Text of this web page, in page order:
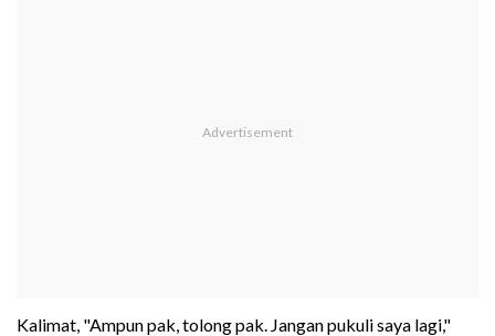
Kalimat, "Ampun pak, tolong pak. Jangan pukuli saya lagi,"